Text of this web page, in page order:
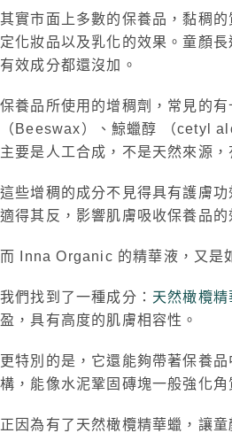
其實市面上多數的保養品，黏稠
定化妝品以及乳化的效果。童顏
有效成分都還沒加。
保養品所使用的增稠劑，常見的
（Beeswax）、鯨蠟醇 （cetyl
主要是人工合成，不是天然來源
這些增稠的成分不見得具有護膚
適得其反，影響肌膚吸收保養品的
而 Inna Organic 的精華液，又是
我們找到了一種成分： 天然橄欖精
盈，具有高度的肌膚相容性。
更特別的是，它還能夠帶著保養
構，能像水泥鞏固磚塊一般強化
正因為有了天然橄欖精華蠟，讓